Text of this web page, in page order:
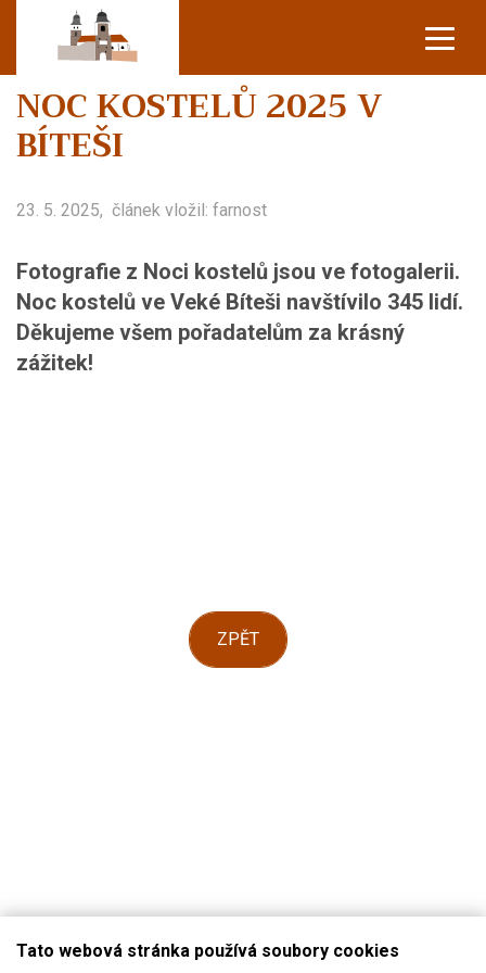
OHLÁŠKY
PROGRAM TÝDNE
PROGRAM ROKU
FOTOGALERIE
O FARNOSTI
NOC KOSTELŮ 2025 V
BÍTEŠI
23. 5. 2025, článek vložil: farnost
Fotografie z Noci kostelů jsou ve fotogalerii.
Noc kostelů ve Veké Bíteši navštívilo 345 lidí.
Děkujeme všem pořadatelům za krásný
zážitek!
ZPĚT
Tato webová stránka používá soubory cookies